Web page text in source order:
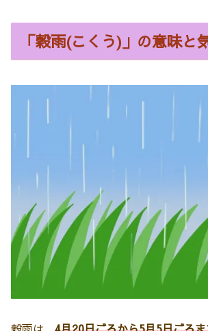
「穀雨(こくう)」の意味と